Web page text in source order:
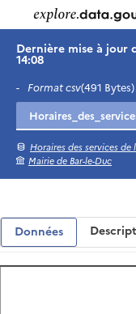
Dernière mise à jour
14:08
- Format csv(491 Bytes)
Horaires des services de
Mairie de Bar-le-Duc
Données